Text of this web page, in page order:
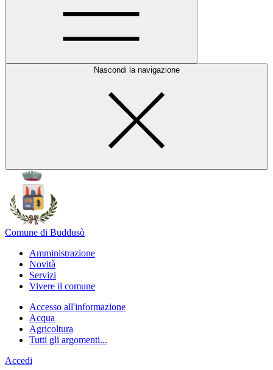
Nascondi la navigazione
Comune di Buddusò
Amministrazione
Novità
Servizi
Vivere il comune
Accesso all'informazione
Acqua
Agricoltura
Tutti gli argomenti...
Accedi